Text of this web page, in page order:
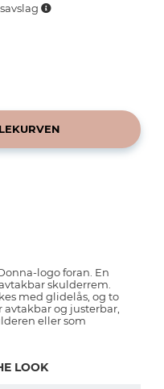
logo foran. En
skulderrem.
med glidelås, og to
og justerbar,
eller som
LOOK